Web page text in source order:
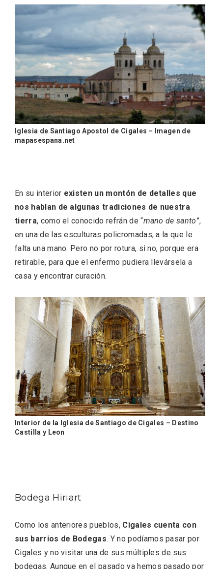
Iglesia de Santiago Apostol de Cigales – Imagen de
mapasespana.net
En su interior existen un montón de detalles que
nos hablan de algunas tradiciones de nuestra
tierra, como el conocido refrán de “mano de santo”,
en una de las esculturas policromadas, a la que le
falta una mano. Pero no por rotura, si no, porque era
retirable, para que el enfermo pudiera llevársela a
casa y encontrar curación.
Interior de la Iglesia de Santiago de Cigales – Destino
Castilla y Leon
Bodega Hiriart
Como los anteriores pueblos, Cigales cuenta con
sus barrios de Bodegas. Y no podíamos pasar por
Cigales y no visitar una de sus múltiples de sus
bodegas. Aunque en el pasado ya hemos pasado por
Disfrutar de la Semana Santa en Rueda
en 2026